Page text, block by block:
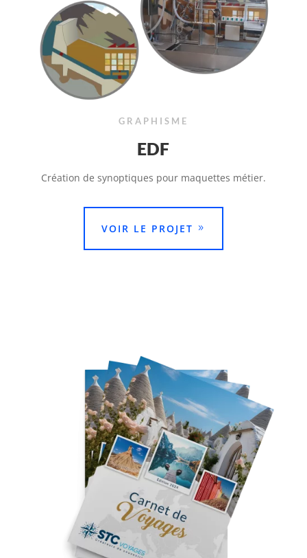
GRAPHISME
EDF
Création de synoptiques pour maquettes métier.
VOIR LE PROJET